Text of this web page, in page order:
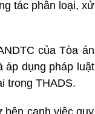
tác phân loại, xử
của Tòa án
áp dụng pháp luật
trong THADS.
bên cạnh việc quy